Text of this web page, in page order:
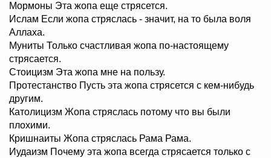
Мормоны Эта жопа еще стрясется.
Ислам Если жопа стряслась - значит, на то была воля
Аллаха.
Муниты Только счастливая жопа по-настоящему
стрясается.
Стоицизм Эта жопа мне на пользу.
Протестанство Пусть эта жопа стрясется с кем-нибудь
другим.
Католицизм Жопа стряслась потому что вы были
плохими.
Кришнаиты Жопа стряслась Рама Рама.
Иудаизм Почему эта жопа всегда стрясается только с